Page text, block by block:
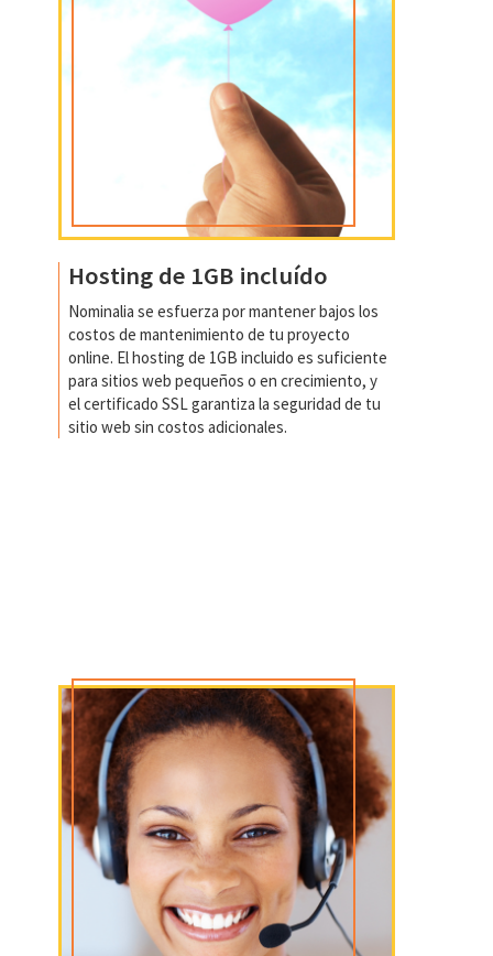
Hosting de 1GB incluído
Nominalia se esfuerza por mantener bajos los
costos de mantenimiento de tu proyecto
online. El hosting de 1GB incluido es suficiente
para sitios web pequeños o en crecimiento, y
el certificado SSL garantiza la seguridad de tu
sitio web sin costos adicionales.